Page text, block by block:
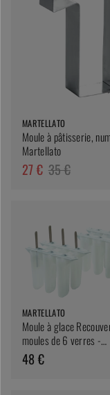
MARTELLATO
Moule à pâtisserie,
Martellato
27 € 35 €
MARTELLATO
Moule à glace
moules de 6 verres -
Martellato
48 €